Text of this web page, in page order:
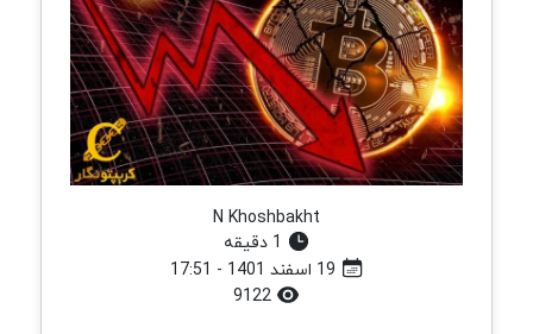
N Khoshbakht